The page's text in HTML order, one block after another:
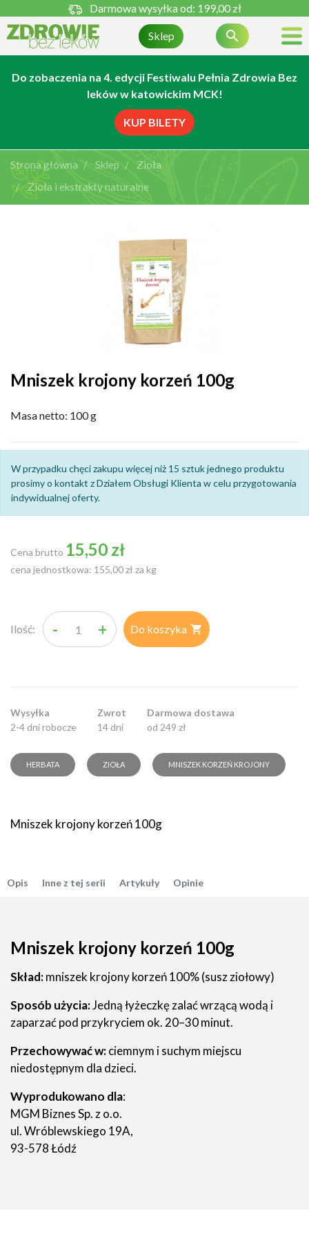
Darmowa wysyłka od: 199,00 zł
Sklep 
Do zobaczenia na 4. edycji Festiwalu Pełnia Zdrowia Bez
leków w katowickim MCK!
KUP BILETY
Strona główna Sklep
Zioła
Zioła i ekstrakty naturalne
Mniszek krojony korzeń 100g
Masa netto: 100 g
W przypadku chęci zakupu więcej niż 15 sztuk jednego produktu
prosimy o kontakt z Działem Obsługi Klienta w celu przygotowania
indywidualnej oferty.
Cena brutto 15,50 zł
cena jednostkowa: 155,00 zł za kg
Ilość: - + Do koszyka 
Wysyłka
2-4 dni robocze
Zwrot
14 dni
Darmowa dostawa
od 249 zł
HERBATA ZIOŁA MNISZEK KORZEŃ KROJONY
Mniszek krojony korzeń 100g
Opis Inne z tej serii Artykuły Opinie
Mniszek krojony korzeń 100g
Skład:mniszek krojony korzeń 100% (susz ziołowy)
Sposób użycia:Jedną łyżeczkę zalać wrzącą wodą i
zaparzać pod przykryciem ok. 20–30 minut.
Przechowywać w:ciemnym i suchym miejscu
niedostępnym dla dzieci.
Wyprodukowano dla:
MGM Biznes Sp. z o.o.
ul. Wróblewskiego 19A,
93-578 Łódź